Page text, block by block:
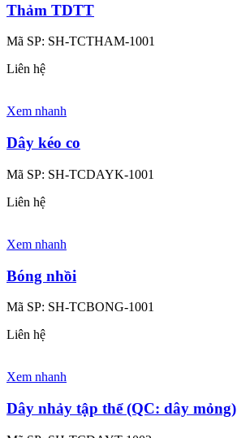
Thảm TDTT
Mã SP: SH-TCTHAM-1001
Liên hệ
Xem nhanh
Dây kéo co
Mã SP: SH-TCDAYK-1001
Liên hệ
Xem nhanh
Bóng nhồi
Mã SP: SH-TCBONG-1001
Liên hệ
Xem nhanh
Dây nhảy tập thể (QC: dây mỏng)